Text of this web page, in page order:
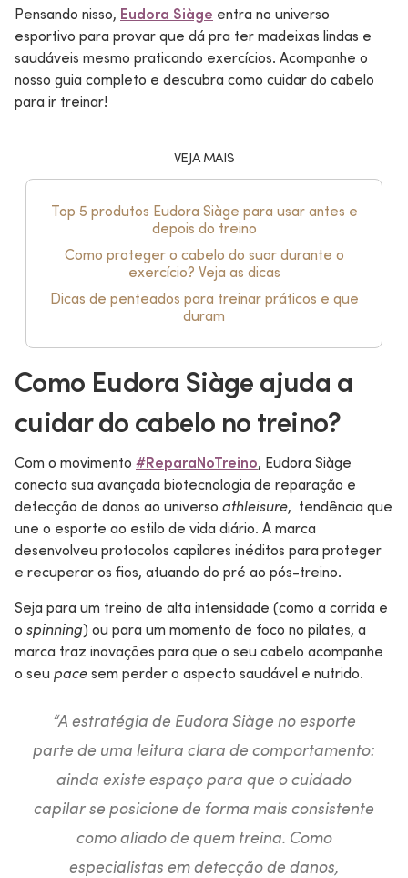
Pensando nisso, Eudora Siàge entra no universo
esportivo para provar que dá pra ter madeixas lindas e
saudáveis mesmo praticando exercícios. Acompanhe o
nosso guia completo e descubra como cuidar do cabelo
para ir treinar!
VEJA MAIS
Top 5 produtos Eudora Siàge para usar antes e
depois do treino
Como proteger o cabelo do suor durante o
exercício? Veja as dicas
Dicas de penteados para treinar práticos e que
duram
Como Eudora Siàge ajuda a
cuidar do cabelo no treino?
Com o movimento #ReparaNoTreino, Eudora Siàge
conecta sua avançada biotecnologia de reparação e
detecção de danos ao universo athleisure, tendência que
une o esporte ao estilo de vida diário. A marca
desenvolveu protocolos capilares inéditos para proteger
e recuperar os fios, atuando do pré ao pós-treino.
Seja para um treino de alta intensidade (como a corrida e
o spinning) ou para um momento de foco no pilates, a
marca traz inovações para que o seu cabelo acompanhe
o seu pace sem perder o aspecto saudável e nutrido.
“A estratégia de Eudora Siàge no esporte
parte de uma leitura clara de comportamento:
ainda existe espaço para que o cuidado
capilar se posicione de forma mais consistente
como aliado de quem treina. Como
especialistas em detecção de danos,